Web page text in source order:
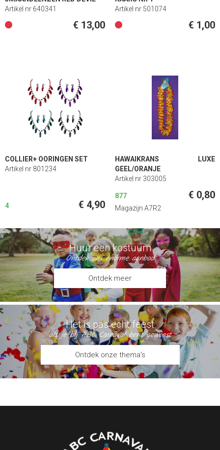
Artikel nr 640341
€ 13,00
Artikel nr 501074
€ 1,00
COLLIER+ OORINGEN SET
Artikel nr 801234
4 € 4,90
HAWAIKRANS LUXE
GEEL/ORANJE
Artikel nr 303005
877 € 0,80
Magazijn A7R2
Huur een kostuum
Ontdek ons enorme aanbod
Ontdek meer
Het is pas echt feest
als je bij ABC Carnaval bent geweest
Ontdek onze thema's